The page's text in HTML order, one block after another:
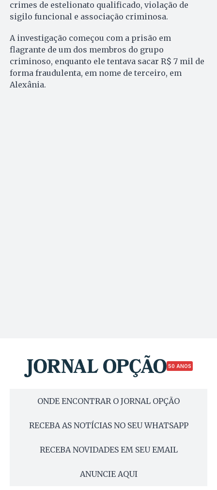
crimes de estelionato qualificado, violação de
sigilo funcional e associação criminosa.
A investigação começou com a prisão em
flagrante de um dos membros do grupo
criminoso, enquanto ele tentava sacar R$ 7 mil de
forma fraudulenta, em nome de terceiro, em
Alexânia.
50 ANOS
ONDE ENCONTRAR O JORNAL OPÇÃO
RECEBA AS NOTÍCIAS NO SEU WHATSAPP
RECEBA NOVIDADES EM SEU EMAIL
ANUNCIE AQUI